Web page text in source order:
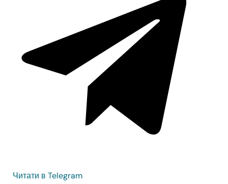
Читати в Telegram